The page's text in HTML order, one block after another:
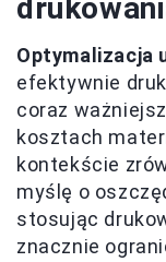
Optymalizacja
efektywnie
coraz
kosztach
kontekście
myślę o
stosując
znacznie